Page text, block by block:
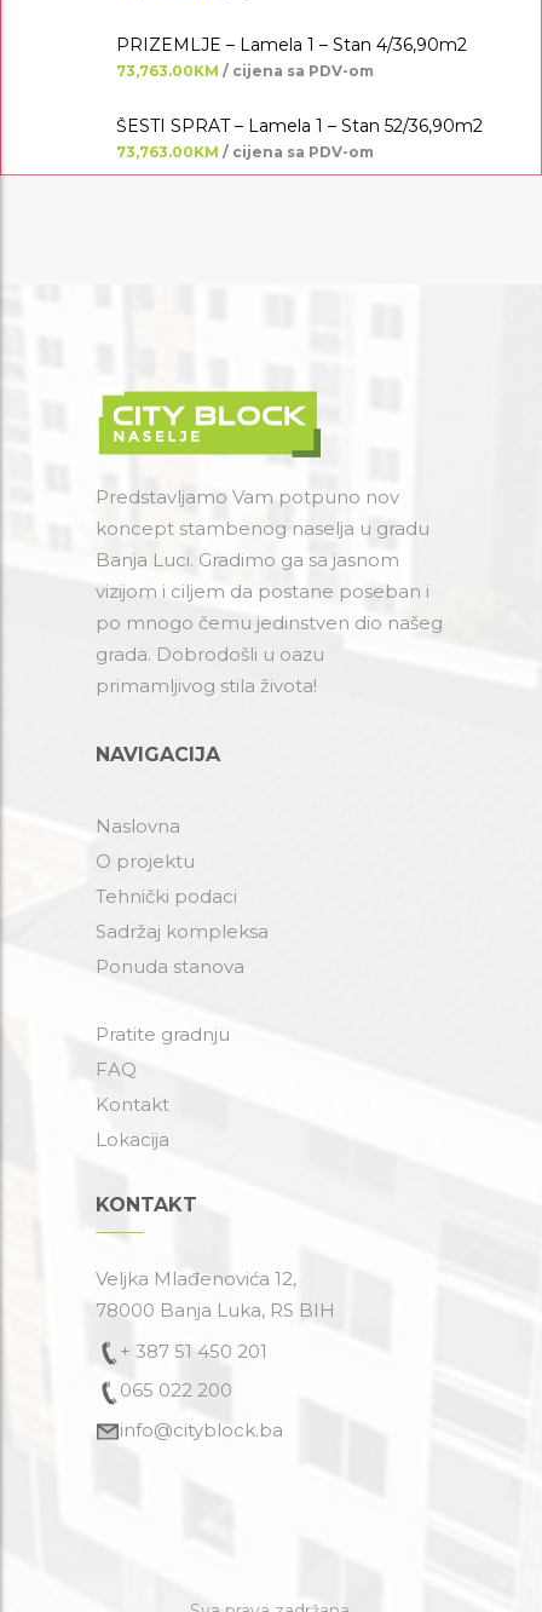
PRIZEMLJE – Lamela 1 – Stan 4/36,90m2
73,763.00KM / cijena sa PDV-om
ŠESTI SPRAT – Lamela 1 – Stan 52/36,90m2
73,763.00KM / cijena sa PDV-om
Predstavljamo Vam potpuno nov
koncept stambenog naselja u gradu
Banja Luci. Gradimo ga sa jasnom
vizijom i ciljem da postane poseban i
po mnogo čemu jedinstven dio našeg
grada. Dobrodošli u oazu
primamljivog stila života!
NAVIGACIJA
Naslovna
O projektu
Tehnički podaci
Sadržaj kompleksa
Ponuda stanova
Pratite gradnju
FAQ
Kontakt
Lokacija
KONTAKT
Veljka Mlađenovića 12,
78000 Banja Luka, RS BIH
+ 387 51 450 201
065 022 200
info@cityblock.ba